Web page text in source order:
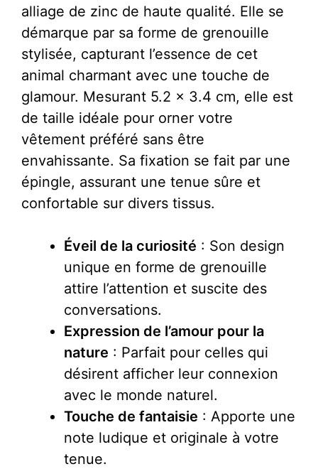
alliage de zinc de haute qualité. Elle se
démarque par sa forme de grenouille
stylisée, capturant l’essence de cet
animal charmant avec une touche de
glamour. Mesurant 5.2 x 3.4 cm, elle est
de taille idéale pour orner votre
vêtement préféré sans être
envahissante. Sa fixation se fait par une
épingle, assurant une tenue sûre et
confortable sur divers tissus.
Éveil de la curiosité : Son design
unique en forme de grenouille
attire l’attention et suscite des
conversations.
Expression de l’amour pour la
nature : Parfait pour celles qui
désirent afficher leur connexion
avec le monde naturel.
Touche de fantaisie : Apporte une
note ludique et originale à votre
tenue.